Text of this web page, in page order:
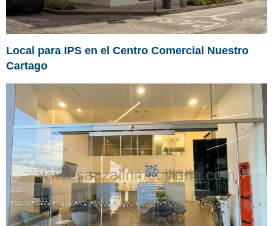
Local para IPS en el Centro Comercial Nuestro
Cartago